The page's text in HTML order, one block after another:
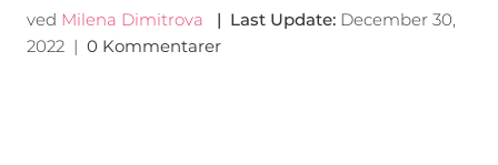
ved Milena Dimitrova | Last Update: December 30,
2022| 0 Kommentarer